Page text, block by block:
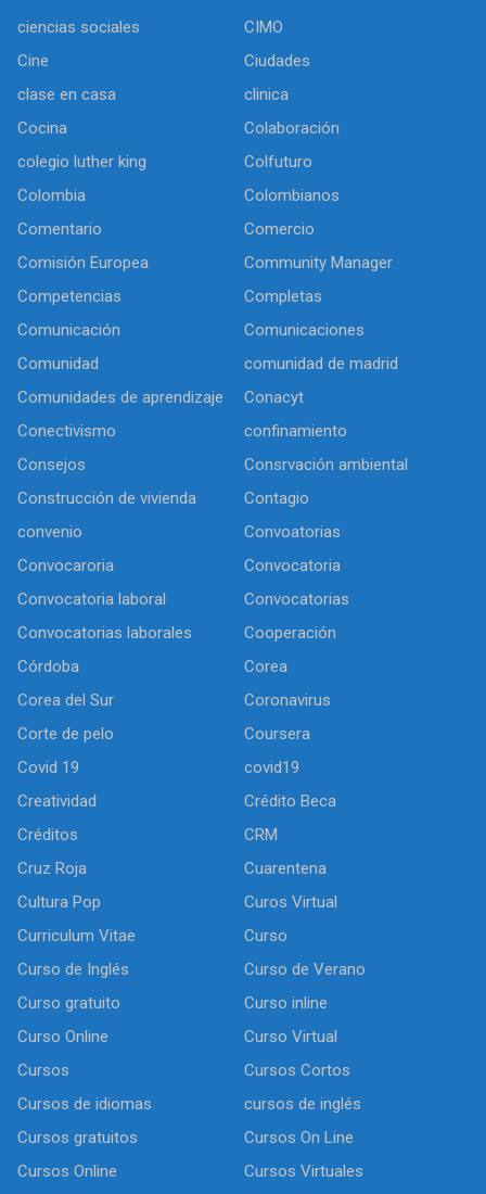
ciencias sociales
CIMO
Cine
Ciudades
clase en casa
clinica
Cocina
Colaboración
colegio luther king
Colfuturo
Colombia
Colombianos
Comentario
Comercio
Comisión Europea
Community Manager
Competencias
Completas
Comunicación
Comunicaciones
Comunidad
comunidad de madrid
Comunidades de aprendizaje
Conacyt
Conectivismo
confinamiento
Consejos
Consrvación ambiental
Construcción de vivienda
Contagio
convenio
Convoatorias
Convocaroria
Convocatoria
Convocatoria laboral
Convocatorias
Convocatorias laborales
Cooperación
Córdoba
Corea
Corea del Sur
Coronavirus
Corte de pelo
Coursera
Covid 19
covid19
Creatividad
Crédito Beca
Créditos
CRM
Cruz Roja
Cuarentena
Cultura Pop
Curos Virtual
Curriculum Vitae
Curso
Curso de Inglés
Curso de Verano
Curso gratuito
Curso inline
Curso Online
Curso Virtual
Cursos
Cursos Cortos
Cursos de idiomas
cursos de inglés
Cursos gratuitos
Cursos On Line
Cursos Online
Cursos Virtuales